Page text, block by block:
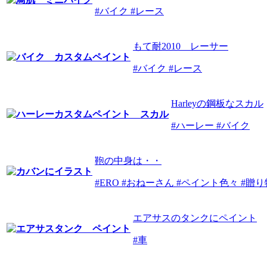
#バイク #レース
もて耐2010 レーサー
#バイク #レース
Harleyの鋼板なスカル
#ハーレー #バイク
鞄の中身は・・
#ERO #おねーさん #ペイント色々 #贈り
エアサスのタンクにペイント
#車